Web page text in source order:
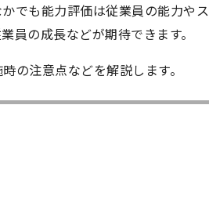
でも能力評価は従業員の能力や
員の成長などが期待できます。
の注意点などを解説します。